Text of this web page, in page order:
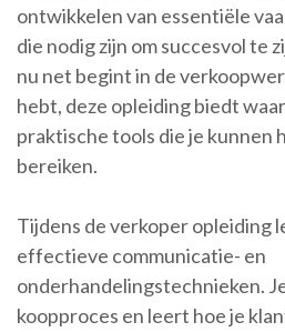
ontwikkelen van essentiële
die nodig zijn om succesvol te
nu net begint in de
hebt, deze opleiding biedt
praktische tools die je kunnen
bereiken.
Tijdens de verkoper opleiding
effectieve communicatie- en
onderhandelingstechnieken.
koopproces en leert hoe je